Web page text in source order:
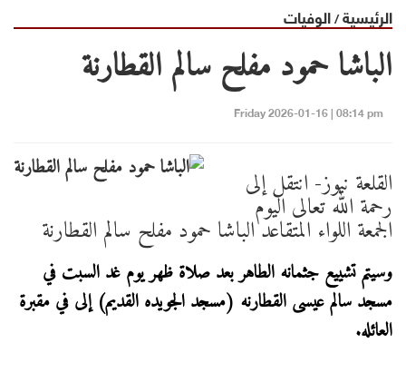
الرئيسية/الوفيات
الباشا حمود مفلح سالم القطارنة
Friday 2026-01-16 | 08:14 pm
القلعة نيوز- انتقل إلى
رحمة الله تعالى اليوم
الجمعة اللواء المتقاعد الباشا حمود مفلح سالم القطارنة
وسيتم تشييع جثمانه الطاهر بعد صلاة ظهر يوم غد السبت في
مسجد سالم عيسى القطارنه (مسجد الجويده القديم) إلى في مقبرة
العائله.